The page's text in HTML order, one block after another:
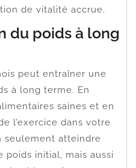
de vitalité accrue.
du poids à long
peut entraîner une
à long terme. En
saines et en
l’exercice dans votre
seulement atteindre
initial, mais aussi